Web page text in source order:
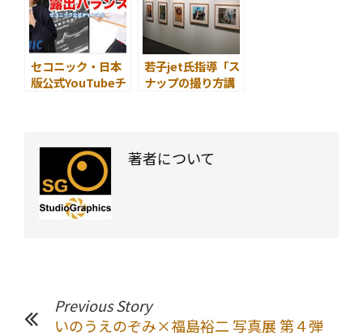
セコニック・日本
版公式YouTubeチ
若子jet氏指導「ス
ナップの撮り方講
著者について
Previous Story
いのうえのぞみ×福島裕二 写真展 第４弾